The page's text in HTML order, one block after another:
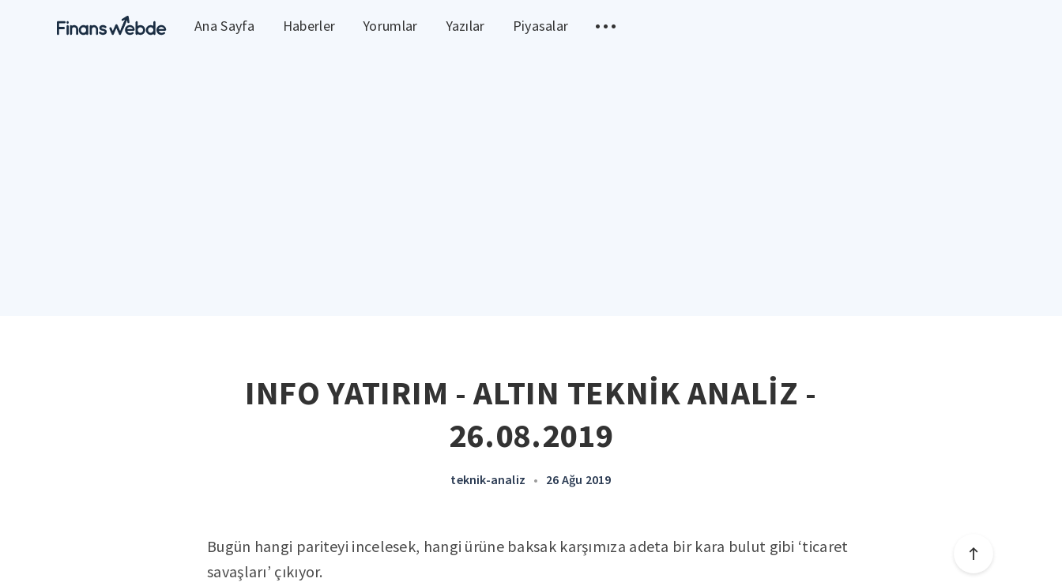
Ana Sayfa Haberler Yorumlar Yazılar Piyasalar
INFO YATIRIM - ALTIN TEKNİK ANALİZ -
26.08.2019
teknik-analiz • 26 Ağu 2019
Bugün hangi pariteyi incelesek, hangi ürüne baksak karşımıza adeta bir kara bulut gibi ‘ticaret
savaşları’ çıkıyor.